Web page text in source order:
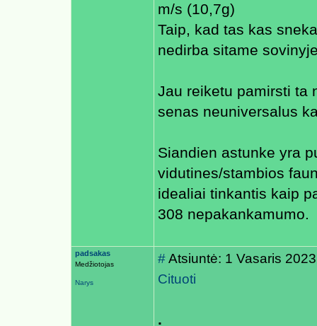
m/s (10,7g)
Taip, kad tas kas
nedirba sitame
Jau reiketu pamirsti ta
senas neuniversalus
Siandien astunke yra
vidutines/stambios
idealiai tinkantis kaip
308 nepakankamumo.
padsakas
Medžiotojas
Narys
#Atsiuntė: 1 Vasaris
Cituoti
.